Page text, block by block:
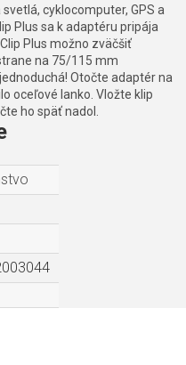
cyklocomputer, GPS a
Plus sa k adaptéru pripája
Plus možno zväčšiť
na 75/115 mm
Otočte adaptér na
oceľové lanko. Vložte klip
ho späť nadol.